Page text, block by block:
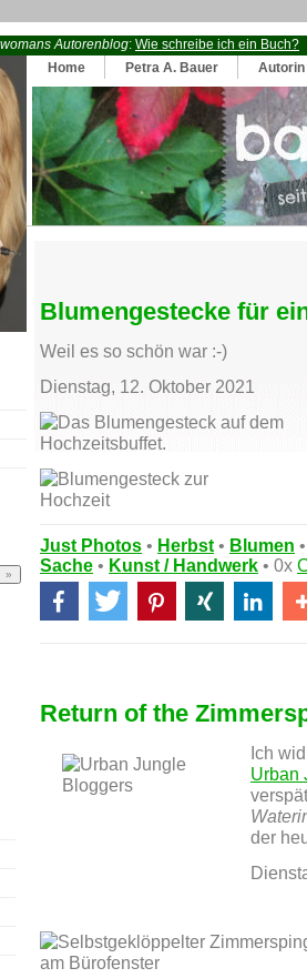
Autorenblog: Wie schreibe ich ein Buch?
Home
Petra A. Bauer Autorin
Blumengestecke für
Weil es so schön war :-)
Dienstag, 12. Oktober 2021
Just Photos • Herbst • Blumen
Sache • Kunst / Handwerk • 0x
Return of the
Ich
Urban
der